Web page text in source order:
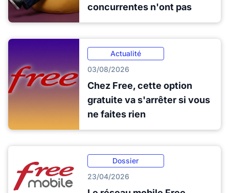
concurrentes n'ont pas
Actualité
03/08/2026
Chez Free, cette option
gratuite va s'arrêter si vous
ne faites rien
Dossier
23/04/2026